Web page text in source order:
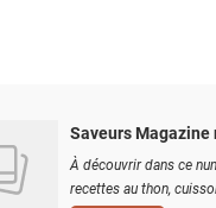
Saveurs Magazine
À découvrir dans ce
recettes au thon,